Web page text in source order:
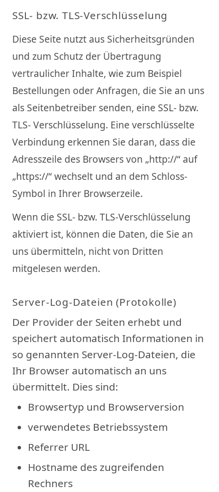
SSL- bzw. TLS-Verschlüsselung
Diese Seite nutzt aus Sicherheitsgründen
und zum Schutz der Übertragung
vertraulicher Inhalte, wie zum Beispiel
Bestellungen oder Anfragen, die Sie an uns
als Seitenbetreiber senden, eine SSL- bzw.
TLS- Verschlüsselung. Eine verschlüsselte
Verbindung erkennen Sie daran, dass die
Adresszeile des Browsers von „http://“ auf
„https://“ wechselt und an dem Schloss-
Symbol in Ihrer Browserzeile.
Wenn die SSL- bzw. TLS-Verschlüsselung
aktiviert ist, können die Daten, die Sie an
uns übermitteln, nicht von Dritten
mitgelesen werden.
Server-Log-Dateien (Protokolle)
Der Provider der Seiten erhebt und
speichert automatisch Informationen in
so genannten Server-Log-Dateien, die
Ihr Browser automatisch an uns
übermittelt. Dies sind:
Browsertyp und Browserversion
verwendetes Betriebssystem
Referrer URL
Hostname des zugreifenden
Rechners